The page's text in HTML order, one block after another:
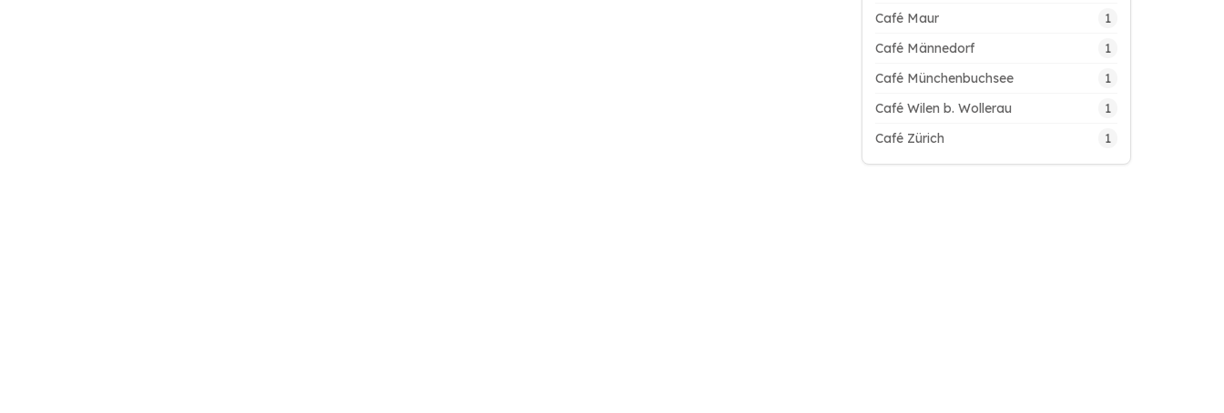
Café Maur 1
Café Männedorf 1
Café Münchenbuchsee 1
Café Wilen b. Wollerau 1
Café Zürich 1